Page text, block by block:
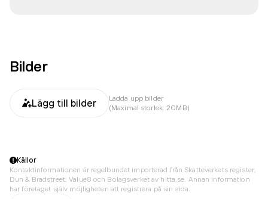
Bilder
Lägg till bilder
Ladda upp bilder
(Maximal storlek: 20MB)
Källor
Kontaktinformationen är regelbundet importerad från Skatteverkets register,
Dun & Bradstreet, Value8 och Bolagsverket av hitta.se. Annan information
har företaget själv möjligheten att registrera på sin sida.